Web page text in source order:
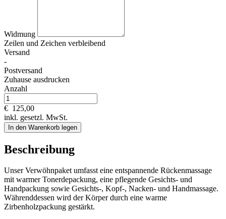
Widmung
Zeilen und Zeichen verbleibend
Versand
-
Postversand
Zuhause ausdrucken
Anzahl
€ 125,00
inkl. gesetzl. MwSt.
In den Warenkorb legen
Beschreibung
Unser Verwöhnpaket umfasst eine entspannende Rückenmassage
mit warmer Tonerdepackung, eine pflegende Gesichts- und
Handpackung sowie Gesichts-, Kopf-, Nacken- und Handmassage.
Währenddessen wird der Körper durch eine warme
Zirbenholzpackung gestärkt.